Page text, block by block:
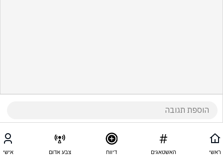
ראשי האשטאגים דיווח צבע אדום אישי